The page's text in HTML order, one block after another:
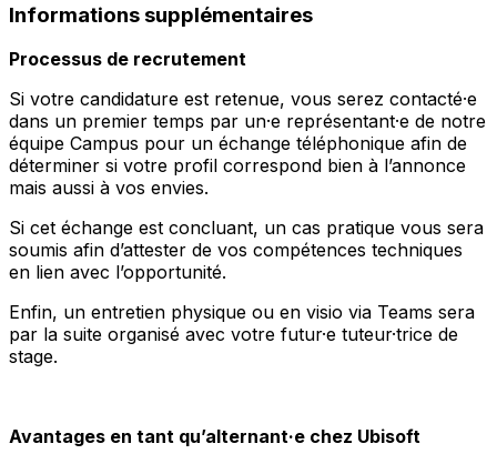
Informations supplémentaires
Processus de recrutement
Si votre candidature est retenue, vous serez contacté·e
dans un premier temps par un·e représentant·e de notre
équipe Campus pour un échange téléphonique afin de
déterminer si votre profil correspond bien à l’annonce
mais aussi à vos envies.
Si cet échange est concluant, un cas pratique vous sera
soumis afin d’attester de vos compétences techniques
en lien avec l’opportunité.
Enfin, un entretien physique ou en visio via Teams sera
par la suite organisé avec votre futur·e tuteur·trice de
stage.
Avantages en tant qu’alternant·e chez Ubisoft